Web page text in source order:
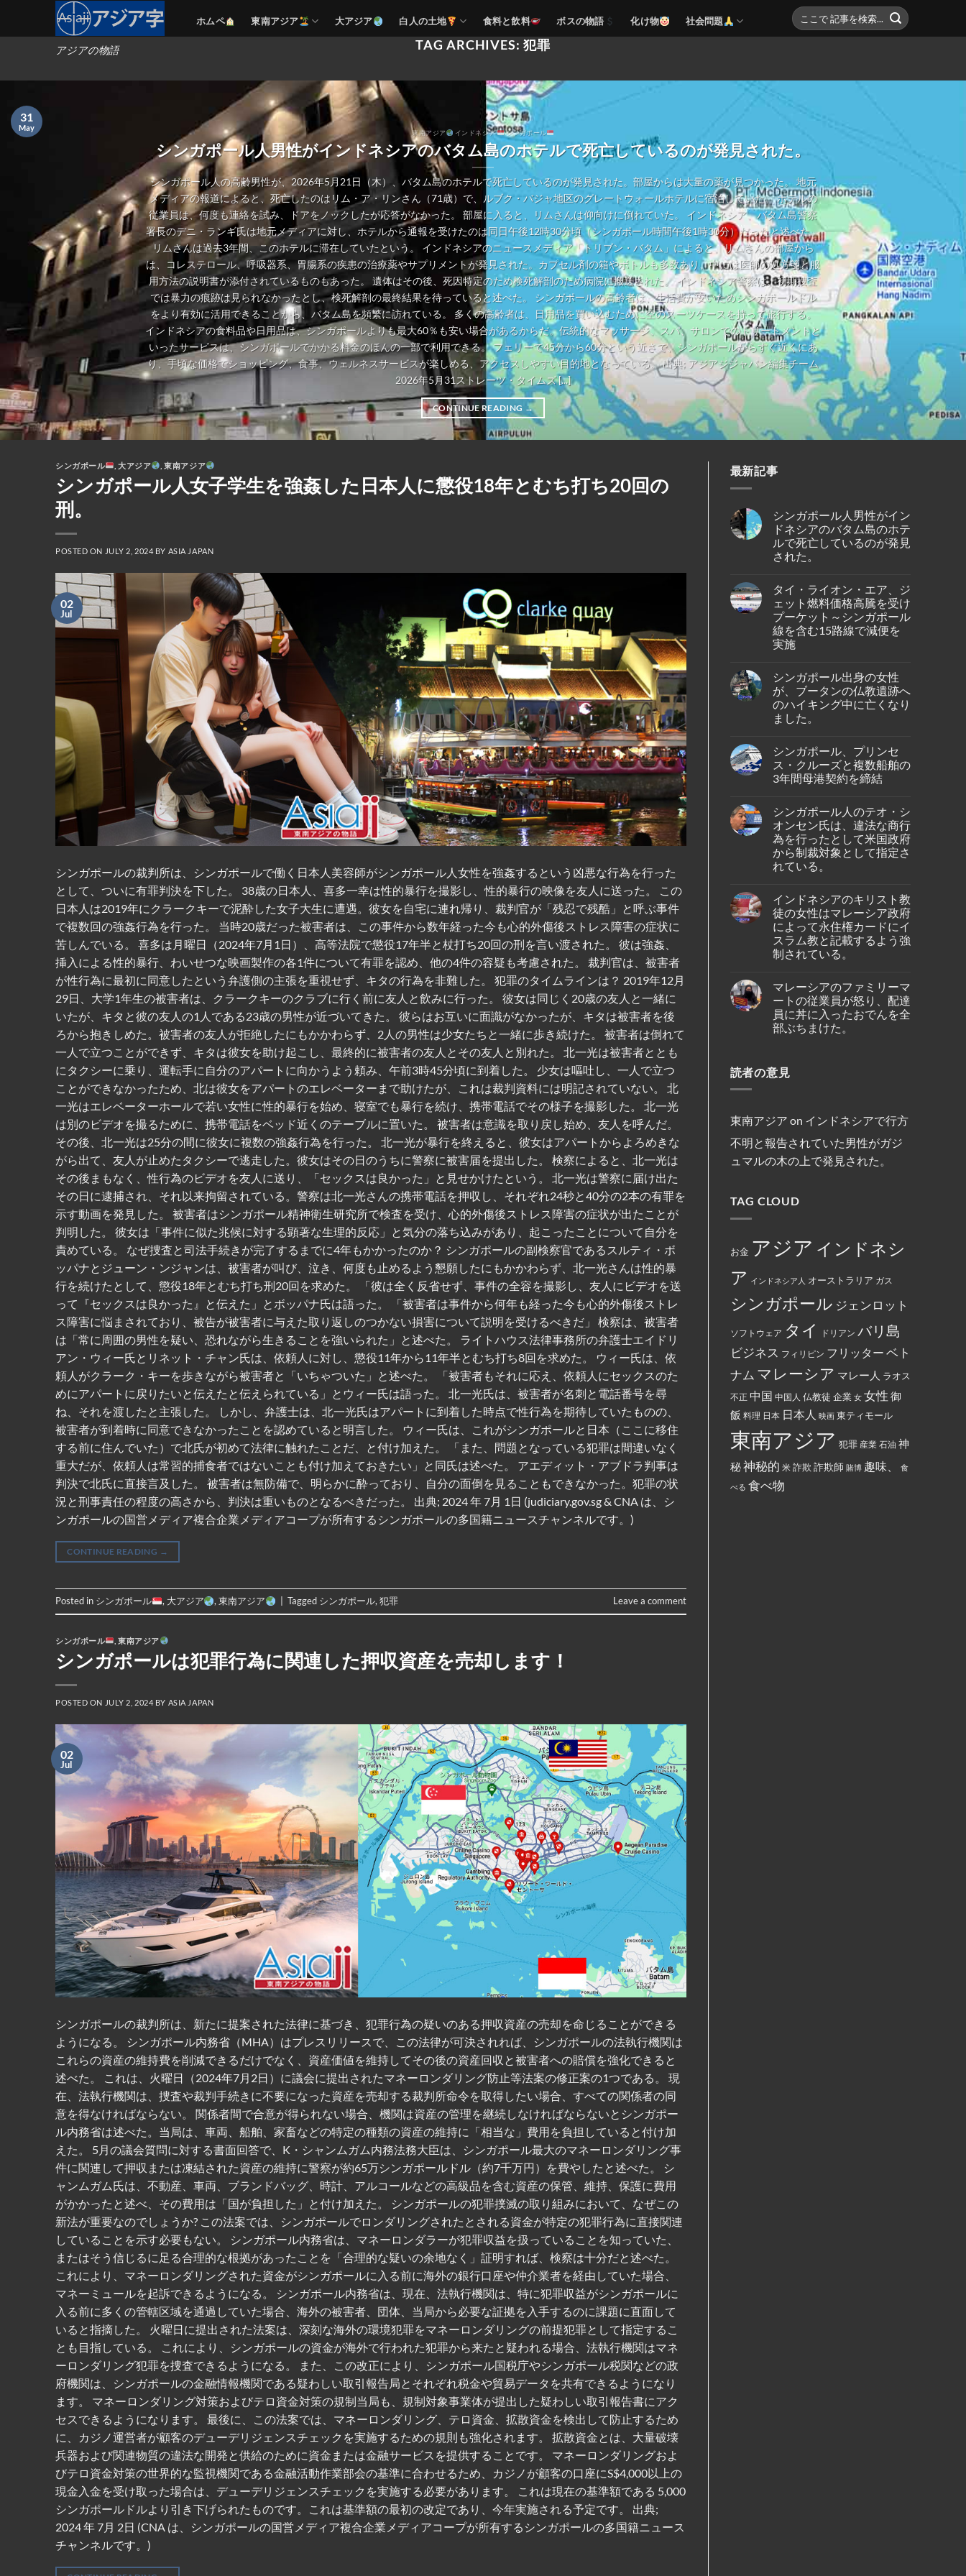
アジアの物語
ホムペ 東南アジア 大アジア 白人の土地 食料と飲料 ボスの物語 化け物 社会問題
TAG ARCHIVES:犯罪
東南アジア インドネシア シンガポール
シンガポール人男性がインドネシアのバタム島のホテルで死亡しているのが発見された。
シンガポール人の高齢男性が、2026年5月21日（木）、バタム島のホテルで死亡しているのが発見された。部屋からは大量の薬が見つかった。 地元
メディアの報道によると、死亡したのはリム・ア・リンさん（71歳）で、ルブク・バジャ地区のグレートウォールホテルに宿泊していた。 ホテルの
従業員は、何度も連絡を試み、ドアをノックしたが応答がなかった。 部屋に入ると、リムさんは仰向けに倒れていた。 インドネシア、バタム島警察
署長のデニ・ランギ氏は地元メディアに対し、ホテルから通報を受けたのは同日午後12時30分頃（シンガポール時間午後1時30分）だったと述べた。
リムさんは過去3年間、このホテルに滞在していたという。 インドネシアのニュースメディア「トリブン・バタム」によると、リムさんの部屋から
は、コレステロール、呼吸器系、胃腸系の疾患の治療薬やサプリメントが発見された。カプセル剤の箱やボトルも多数あり、中には医師の処方箋と服
用方法の説明書が添付されているものもあった。 遺体はその後、死因特定のため検死解剖のため病院に搬送された。 インドネシア警察は、初期捜査
では暴力の痕跡は見られなかったとし、検死解剖の最終結果を待っていると述べた。 シンガポールの高齢者は、生活費が安いためシンガポールドル
をより有効に活用できることから、バタム島を頻繁に訪れている。 多くの高齢者は、日用品を買い込むために空のスーツケースを持って旅行する。
インドネシアの食料品や日用品は、シンガポールよりも最大60％も安い場合があるからだ。伝統的なマッサージ、スパ、サロンでのトリートメントと
いったサービスは、シンガポールでかかる料金のほんの一部で利用できる。 フェリーで45分から60分という近さで、シンガポールからすぐ近くにあ
り、手頃な価格でショッピング、食事、ウェルネスサービスが楽しめる、アクセスしやすい目的地となっている。 出典; アジアジジャパン編集チーム
2026年5月31ストレーツ・タイムズ [...]
CONTINUE READING →
31
May
シンガポール ,大アジア ,東南アジア
シンガポール人女子学生を強姦した日本人に懲役18年とむち打ち20回の
刑。
POSTED ON JULY 2, 2024 BY ASIA JAPAN
02
Jul
シンガポールの裁判所は、シンガポールで働く日本人美容師がシンガポール人女性を強姦するという凶悪な行為を行った
として、ついに有罪判決を下した。 38歳の日本人、喜多一幸は性的暴行を撮影し、性的暴行の映像を友人に送った。 この
日本人は2019年にクラークキーで泥酔した女子大生に遭遇。彼女を自宅に連れ帰り、裁判官が「残忍で残酷」と呼ぶ事件
で複数回の強姦行為を行った。 当時20歳だった被害者は、この事件から数年経った今も心的外傷後ストレス障害の症状に
苦しんでいる。 喜多は月曜日（2024年7月1日）、高等法院で懲役17年半と杖打ち20回の刑を言い渡された。 彼は強姦、
挿入による性的暴行、わいせつな映画製作の各1件について有罪を認め、他の4件の容疑も考慮された。 裁判官は、被害者
が性行為に最初に同意したという弁護側の主張を重視せず、キタの行為を非難した。 犯罪のタイムラインは？ 2019年12月
29日、大学1年生の被害者は、クラークキーのクラブに行く前に友人と飲みに行った。 彼女は同じく20歳の友人と一緒に
いたが、キタと彼の友人の1人である23歳の男性が近づいてきた。 彼らはお互いに面識がなかったが、キタは被害者を後
ろから抱きしめた。被害者の友人が拒絶したにもかかわらず、2人の男性は少女たちと一緒に歩き続けた。 被害者は倒れて
一人で立つことができず、キタは彼女を助け起こし、最終的に被害者の友人とその友人と別れた。 北一光は被害者ととも
にタクシーに乗り、運転手に自分のアパートに向かうよう頼み、午前3時45分頃に到着した。 少女は嘔吐し、一人で立つ
ことができなかったため、北は彼女をアパートのエレベーターまで助けたが、これは裁判資料には明記されていない。 北
一光はエレベーターホールで若い女性に性的暴行を始め、寝室でも暴行を続け、携帯電話でその様子を撮影した。 北一光
は別のビデオを撮るために、携帯電話をベッド近くのテーブルに置いた。 被害者は意識を取り戻し始め、友人を呼んだ。
その後、北一光は25分の間に彼女に複数の強姦行為を行った。 北一光が暴行を終えると、彼女はアパートからよろめきな
がら出て、友人が止めたタクシーで逃走した。彼女はその日のうちに警察に被害届を提出した。 検察によると、北一光は
その後まもなく、性行為のビデオを友人に送り、「セックスは良かった」と見せかけたという。 北一光は警察に届け出た
その日に逮捕され、それ以来拘留されている。警察は北一光さんの携帯電話を押収し、それぞれ24秒と40分の2本の有罪を
示す動画を発見した。 被害者はシンガポール精神衛生研究所で検査を受け、心的外傷後ストレス障害の症状が出たことが
判明した。 彼女は「事件に似た兆候に対する顕著な生理的反応」と気分の落ち込みがあり、起こったことについて自分を
責めている。 なぜ捜査と司法手続きが完了するまでに4年もかかったのか？ シンガポールの副検察官であるスルティ・ボ
ッパナとジューン・ンジャンは、被害者が叫び、泣き、何度も止めるよう懇願したにもかかわらず、北一光さんは性的暴
行を続けたとして、懲役18年とむち打ち刑20回を求めた。 「彼は全く反省せず、事件の全容を撮影し、友人にビデオを送
って『セックスは良かった』と伝えた」とボッパナ氏は語った。 「被害者は事件から何年も経った今も心的外傷後ストレ
ス障害に悩まされており、被告が被害者に与えた取り返しのつかない損害について説明を受けるべきだ」 検察は、被害者
は「常に周囲の男性を疑い、恐れながら生きることを強いられた」と述べた。 ライトハウス法律事務所の弁護士エイドリ
アン・ウィー氏とリネット・チャン氏は、依頼人に対し、懲役11年から11年半とむち打ち8回を求めた。 ウィー氏は、依
頼人がクラーク・キーを歩きながら被害者と「いちゃついた」と述べた。 「被害者もそれに応え、依頼人にセックスのた
めにアパートに戻りたいと伝えたと伝えられている」とウィー氏は語った。 北一光氏は、被害者が名刺と電話番号を尋
ね、それを渡したと主張した。 しかし、弁護士は、北一光氏はアパートに到着した時点で性行為を期待していたものの、
被害者が到着時に同意できなかったことを認めていると明言した。 ウィー氏は、これがシンガポールと日本（ここに移住
する前に住んでいた）で北氏が初めて法律に触れたことだ、と付け加えた。 「また、問題となっている犯罪は間違いなく
重大だが、依頼人は常習的捕食者ではないことも付け加えておきたい」と同氏は述べた。 アエディット・アブドラ判事は
判決で北氏に直接言及した。 被害者は無防備で、明らかに酔っており、自分の面倒を見ることもできなかった。犯罪の状
況と刑事責任の程度の高さから、判決は重いものとなるべきだった。 出典; 2024 年 7月 1日 (judiciary.gov.sg & CNA は、シ
ンガポールの国営メディア複合企業メディアコープが所有するシンガポールの多国籍ニュースチャンネルです。)
CONTINUE READING →
Posted in シンガポール , 大アジア ,東南アジア Tagged シンガポール,犯罪 Leave a comment
シンガポール ,東南アジア
シンガポールは犯罪行為に関連した押収資産を売却します！
POSTED ON JULY 2, 2024 BY ASIA JAPAN
02
Jul
シンガポールの裁判所は、新たに提案された法律に基づき、犯罪行為の疑いのある押収資産の売却を命じることができる
ようになる。 ​​シンガポール内務省（MHA）はプレスリリースで、この法律が可決されれば、シンガポールの法執行機関は
これらの資産の維持費を削減できるだけでなく、資産価値を維持してその後の資産回収と被害者への賠償を強化できると
述べた。 これは、火曜日（2024年7月2日）に議会に提出されたマネーロンダリング防止等法案の修正案の1つである。 現
在、法執行機関は、捜査や裁判手続きに不要になった資産を売却する裁判所命令を取得したい場合、すべての関係者の同
意を得なければならない。 関係者間で合意が得られない場合、機関は資産の管理を継続しなければならないとシンガポー
ル内務省は述べた。当局は、車両、船舶、家畜などの特定の種類の資産の維持に「相当な」費用を負担していると付け加
えた。 5月の議会質問に対する書面回答で、K・シャンムガム内務法務大臣は、シンガポール最大のマネーロンダリング事
件に関連して押収または凍結された資産の維持に警察が約65万シンガポールドル（約7千万円）を費やしたと述べた。 シ
ャンムガム氏は、不動産、車両、ブランドバッグ、時計、アルコールなどの高級品を含む資産の保管、維持、保護に費用
がかかったと述べ、その費用は「国が負担した」と付け加えた。 シンガポールの犯罪撲滅の取り組みにおいて、なぜこの
新法が重要なのでしょうか? この法案では、シンガポールでロンダリングされたとされる資金が特定の犯罪行為に直接関連
していることを示す必要もない。 シンガポール内務省は、マネーロンダラーが犯罪収益を扱っていることを知っていた、
またはそう信じるに足る合理的な根拠があったことを「合理的な疑いの余地なく」証明すれば、検察は十分だと述べた。
これにより、マネーロンダリングされた資金がシンガポールに入る前に海外の銀行口座や仲介業者を経由していた場合、
マネーミュールを起訴できるようになる。 ​​シンガポール内務省は、現在、法執行機関は、特に犯罪収益がシンガポールに
入る前に多くの管轄区域を通過していた場合、海外の被害者、団体、当局から必要な証拠を入手するのに課題に直面して
いると指摘した。 火曜日に提出された法案は、深刻な海外の環境犯罪をマネーロンダリングの前提犯罪として指定するこ
とも目指している。 これにより、シンガポールの資金が海外で行われた犯罪から来たと疑われる場合、法執行機関はマネ
ーロンダリング犯罪を捜査できるようになる。 また、この改正により、シンガポール国税庁やシンガポール税関などの政
府機関は、シンガポールの金融情報機関である疑わしい取引報告局とそれぞれ税金や貿易データを共有できるようになり
ます。 マネーロンダリング対策およびテロ資金対策の規制当局も、規制対象事業体が提出した疑わしい取引報告書にアク
セスできるようになります。 最後に、この法案では、マネーロンダリング、テロ資金、拡散資金を検出して防止するため
に、カジノ運営者が顧客のデューデリジェンスチェックを実施するための規則も強化されます。 拡散資金とは、大量破壊
兵器および関連物質の違法な開発と供給のために資金または金融サービスを提供することです。 マネーロンダリングおよ
びテロ資金対策の世界的な監視機関である金融活動作業部会の基準に合わせるため、カジノが顧客の口座にS$4,000以上の
現金入金を受け取った場合は、デューデリジェンスチェックを実施する必要があります。 これは現在の基準額である 5,000
シンガポールドルより引き下げられたものです。これは基準額の最初の改定であり、今年実施される予定です。 出典;
2024 年 7月 2日 (CNA は、シンガポールの国営メディア複合企業メディアコープが所有するシンガポールの多国籍ニュース
チャンネルです。)
最新記事
シンガポール人男性がイン
ドネシアのバタム島のホテ
ルで死亡しているのが発見
された。
on
シ
ン
ガ
ポ
ー
ル
性
が
イ
ン
ド
ネ
の
バ
タ
ム
島
テ
ル
で
死
亡
し
て
の
が
発
見
さ
れ
た。
タイ・ライオン・エア、ジ
ェット燃料価格高騰を受け
プーケット～シンガポール
線を含む15路線で減便を
実施
on
タ
イ・
ラ
イ
オ
ア、
ジ
ェ
ッ
料
価
格
高
騰
を
受
け
ケ
ッ
ト
～
シ
ン
ガ
ル
線
を
含
む
15
減
便
シンガポール出身の女性
が、ブータンの仏教遺跡へ
のハイキング中に亡くなり
ました。
on
シ
ン
ガ
ル
出
身
の
女
性
が、
ブ
ン
の
仏
教
遺
跡
へ
イ
キ
ン
グ
中
に
り
ま
シンガポール、プリンセ
ス・クルーズと複数船舶の
3年間母港契約を締結
on
シ
ン
ガ
ポ
ー
ル、
ン
セ
ス・
ク
ル
ー
ズ
と
船
舶
の
3
年
間
約
を
シンガポール人のテオ・シ
オンセン氏は、違法な商行
為を行ったとして米国政府
から制裁対象として指定さ
れている。
on
シ
ン
ガ
ポ
ー
ル
テ
オ・
シ
オ
ン
セ
違
法
を
っ
た
と
国
政
制
裁
と
て
指
さ
れ
て
い
インドネシアのキリスト教
徒の女性はマレーシア政府
によって永住権カードにイ
スラム教と記載するよう強
制されている。
on
ド
ネ
シ
リ
ス
の
女
性
は
レ
政
て
永
権
カ
ド
に
ス
ム
教
と
記
す
よ
強
制
れ
て
い
る。
マレーシアのファミリーマ
ートの従業員が怒り、配達
員に丼に入ったおでんを全
部ぶちまけた。
マ
レ
の
フ
ミ
ー
の
怒
り、
員
丼
に
っ
お
で
ん
を
部
ち
け
た。
読者の意見
東南アジア on インドネシアで行方
不明と報告されていた男性がガジ
ュマルの木の上で発見された。
TAG CLOUD
お金 アジア インドネシ
ア インドネシア人 オーストラリア ガス
シンガポール ジェンロット
ソフトウェア タイ ドリアン バリ島
ビジネス フィリピン フリッター ベト
ナム マレーシア マレー人 ラオス
不正 中国 中国人 仏教徒 企業 女 女性 御
飯 料理 日本 日本人 映画 東ティモール
東南アジア 犯罪 産業 石油 神
秘神秘的 米 詐欺 詐欺師 賭博 趣味、 食
べる 食べ物